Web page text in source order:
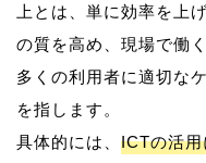
上とは、単に効率を上
の質を高め、現場で働
多くの利用者に適切な
を指します。
具体的には、 ICTの活